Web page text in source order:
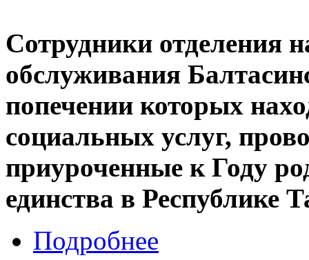
Сотрудники отделения
обслуживания
попечении которых
социальных услуг,
приуроченные к Году
единства в Республике
Подробнее